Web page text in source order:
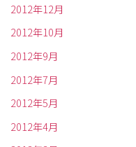
2012年12月
2012年10月
2012年9月
2012年7月
2012年5月
2012年4月